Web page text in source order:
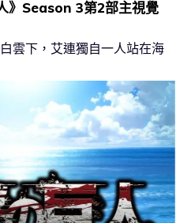
》Season 3第2部主視覺
雲下，艾連獨自一人站在海